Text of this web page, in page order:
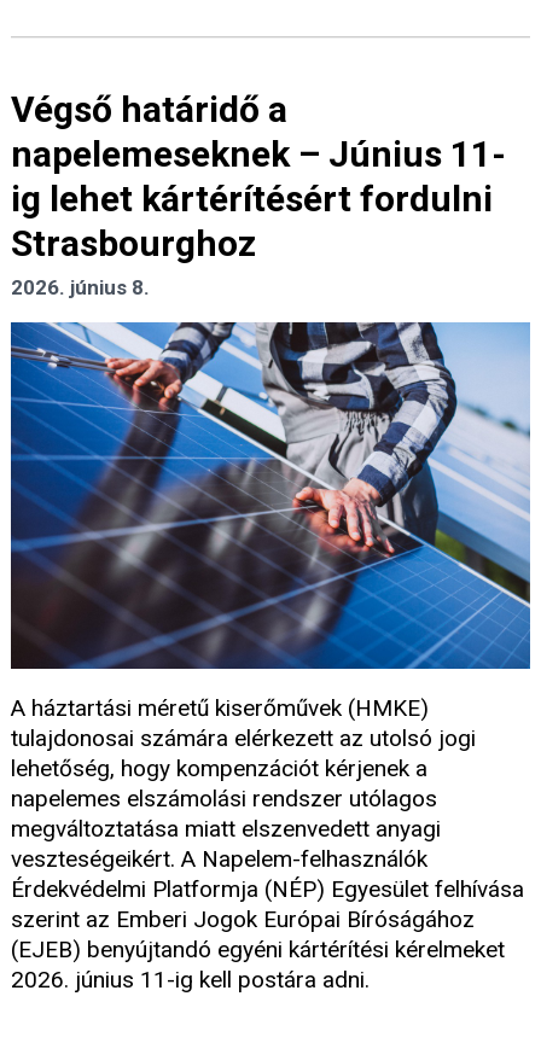
Végső határidő a
napelemeseknek – Június 11-
ig lehet kártérítésért fordulni
Strasbourghoz
2026. június 8.
A háztartási méretű kiserőművek (HMKE)
tulajdonosai számára elérkezett az utolsó jogi
lehetőség, hogy kompenzációt kérjenek a
napelemes elszámolási rendszer utólagos
megváltoztatása miatt elszenvedett anyagi
veszteségeikért. A Napelem-felhasználók
Érdekvédelmi Platformja (NÉP) Egyesület felhívása
szerint az Emberi Jogok Európai Bíróságához
(EJEB) benyújtandó egyéni kártérítési kérelmeket
2026. június 11-ig kell postára adni.